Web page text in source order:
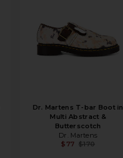
Dr. Martens T-bar Boot in
Multi Abstract &
Butterscotch
Dr. Martens
$77 $170